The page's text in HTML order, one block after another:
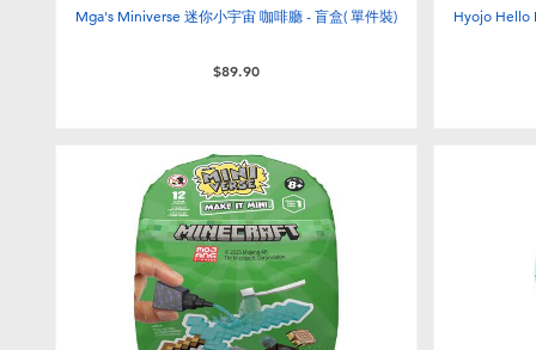
Mga's Miniverse 迷你小宇宙 咖啡廳 - 盲盒( 單件裝)
$89.90
Hyojo Hello